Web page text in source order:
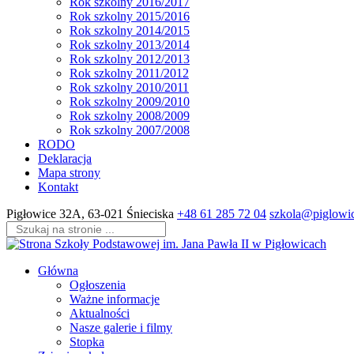
Rok szkolny 2015/2016
Rok szkolny 2014/2015
Rok szkolny 2013/2014
Rok szkolny 2012/2013
Rok szkolny 2011/2012
Rok szkolny 2010/2011
Rok szkolny 2009/2010
Rok szkolny 2008/2009
Rok szkolny 2007/2008
RODO
Deklaracja
Mapa strony
Kontakt
Skip
content
Enter)
Pigłowice 32A, 63-021 Śnieciska +48 61 285 72 04
Główna
Ogłoszenia
Ważne informacje
Aktualności
Nasze galerie i filmy
Stopka